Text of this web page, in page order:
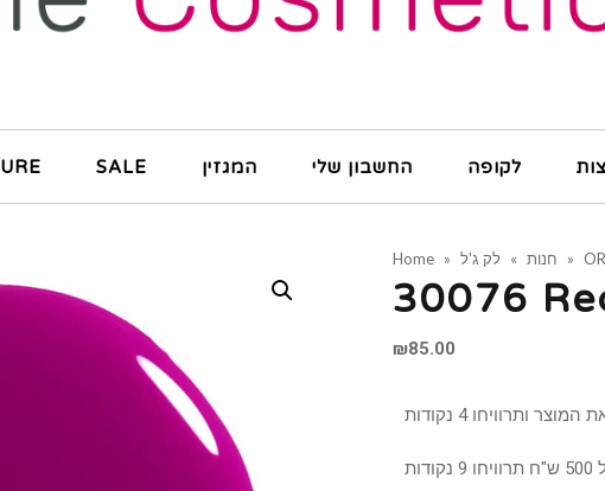
SALE המגזין החשבון שלי לקופה
Home » חנות » לק ג'ל »
30076
₪85.00